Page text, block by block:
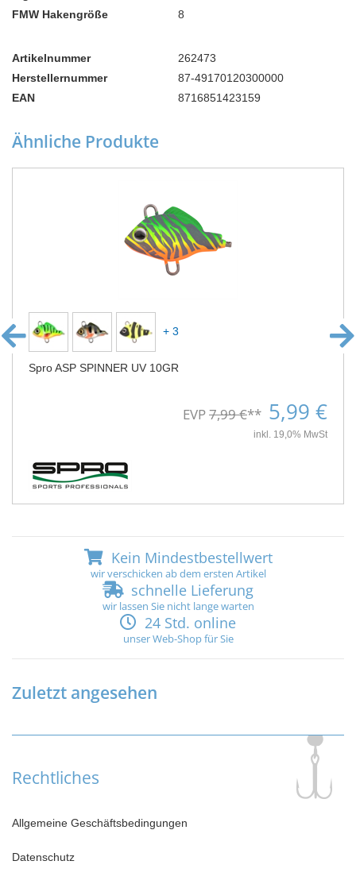
FMW Hakengröße
8
Artikelnummer
262473
Herstellernummer
87-49170120300000
EAN
8716851423159
Ähnliche Produkte
+ 3
Spro ASP SPINNER UV 10GR
EVP7,99 €** 5,99 €
inkl. 19,0% MwSt
Kein Mindestbestellwert
wir verschicken ab dem ersten Artikel
schnelle Lieferung
wir lassen Sie nicht lange warten
24 Std. online
unser Web-Shop für Sie
Zuletzt angesehen
Rechtliches
Allgemeine Geschäftsbedingungen
Datenschutz